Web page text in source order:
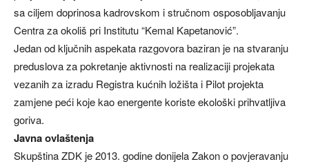
sa ciljem doprinosa kadrovskom i stručnom osposobljavanju
Centra za okoliš pri Institutu “Kemal Kapetanović”.
Jedan od ključnih aspekata razgovora baziran je na stvaranju
preduslova za pokretanje aktivnosti na realizaciji projekata
vezanih za izradu Registra kućnih ložišta i Pilot projekta
zamjene peći koje kao energente koriste ekološki prihvatljiva
goriva.
Javna ovlaštenja
Skupština ZDK je 2013. godine donijela Zakon o povjeravanju